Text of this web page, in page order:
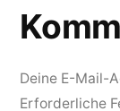
Deine E-Mail-
Erforderliche